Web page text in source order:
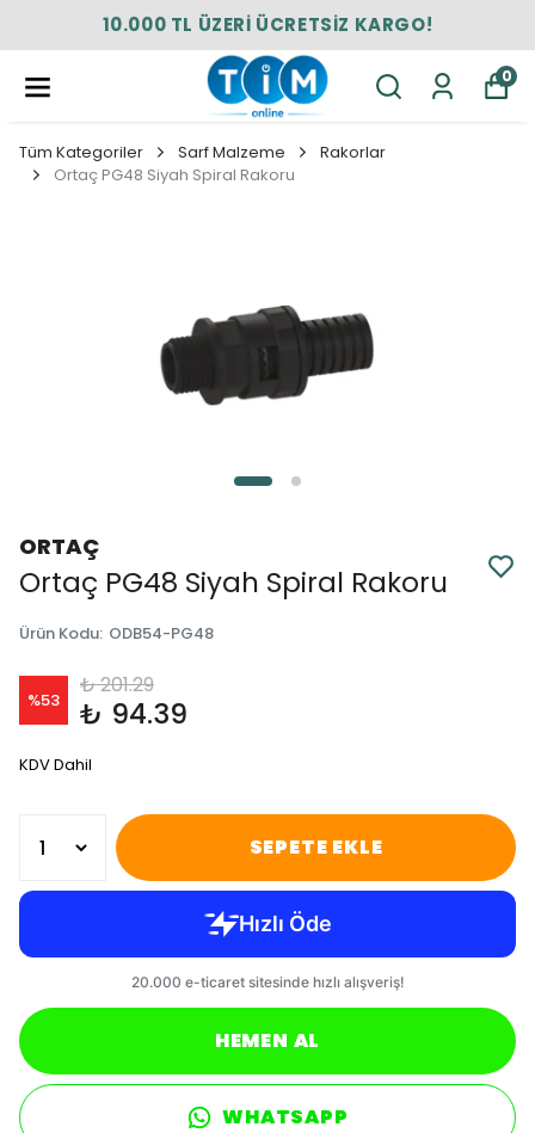
10.000 TL ÜZERİ ÜCRETSİZ KARGO!
0
Tüm Kategoriler Sarf Malzeme
Rakorlar
Ortaç PG48 Siyah Spiral Rakoru
ORTAÇ
Ortaç PG48 Siyah Spiral Rakoru
Ürün Kodu: ODB54-PG48
%53
₺ 201.29
₺ 94.39
KDV Dahil
SEPETE EKLE
HEMEN AL
WHATSAPP